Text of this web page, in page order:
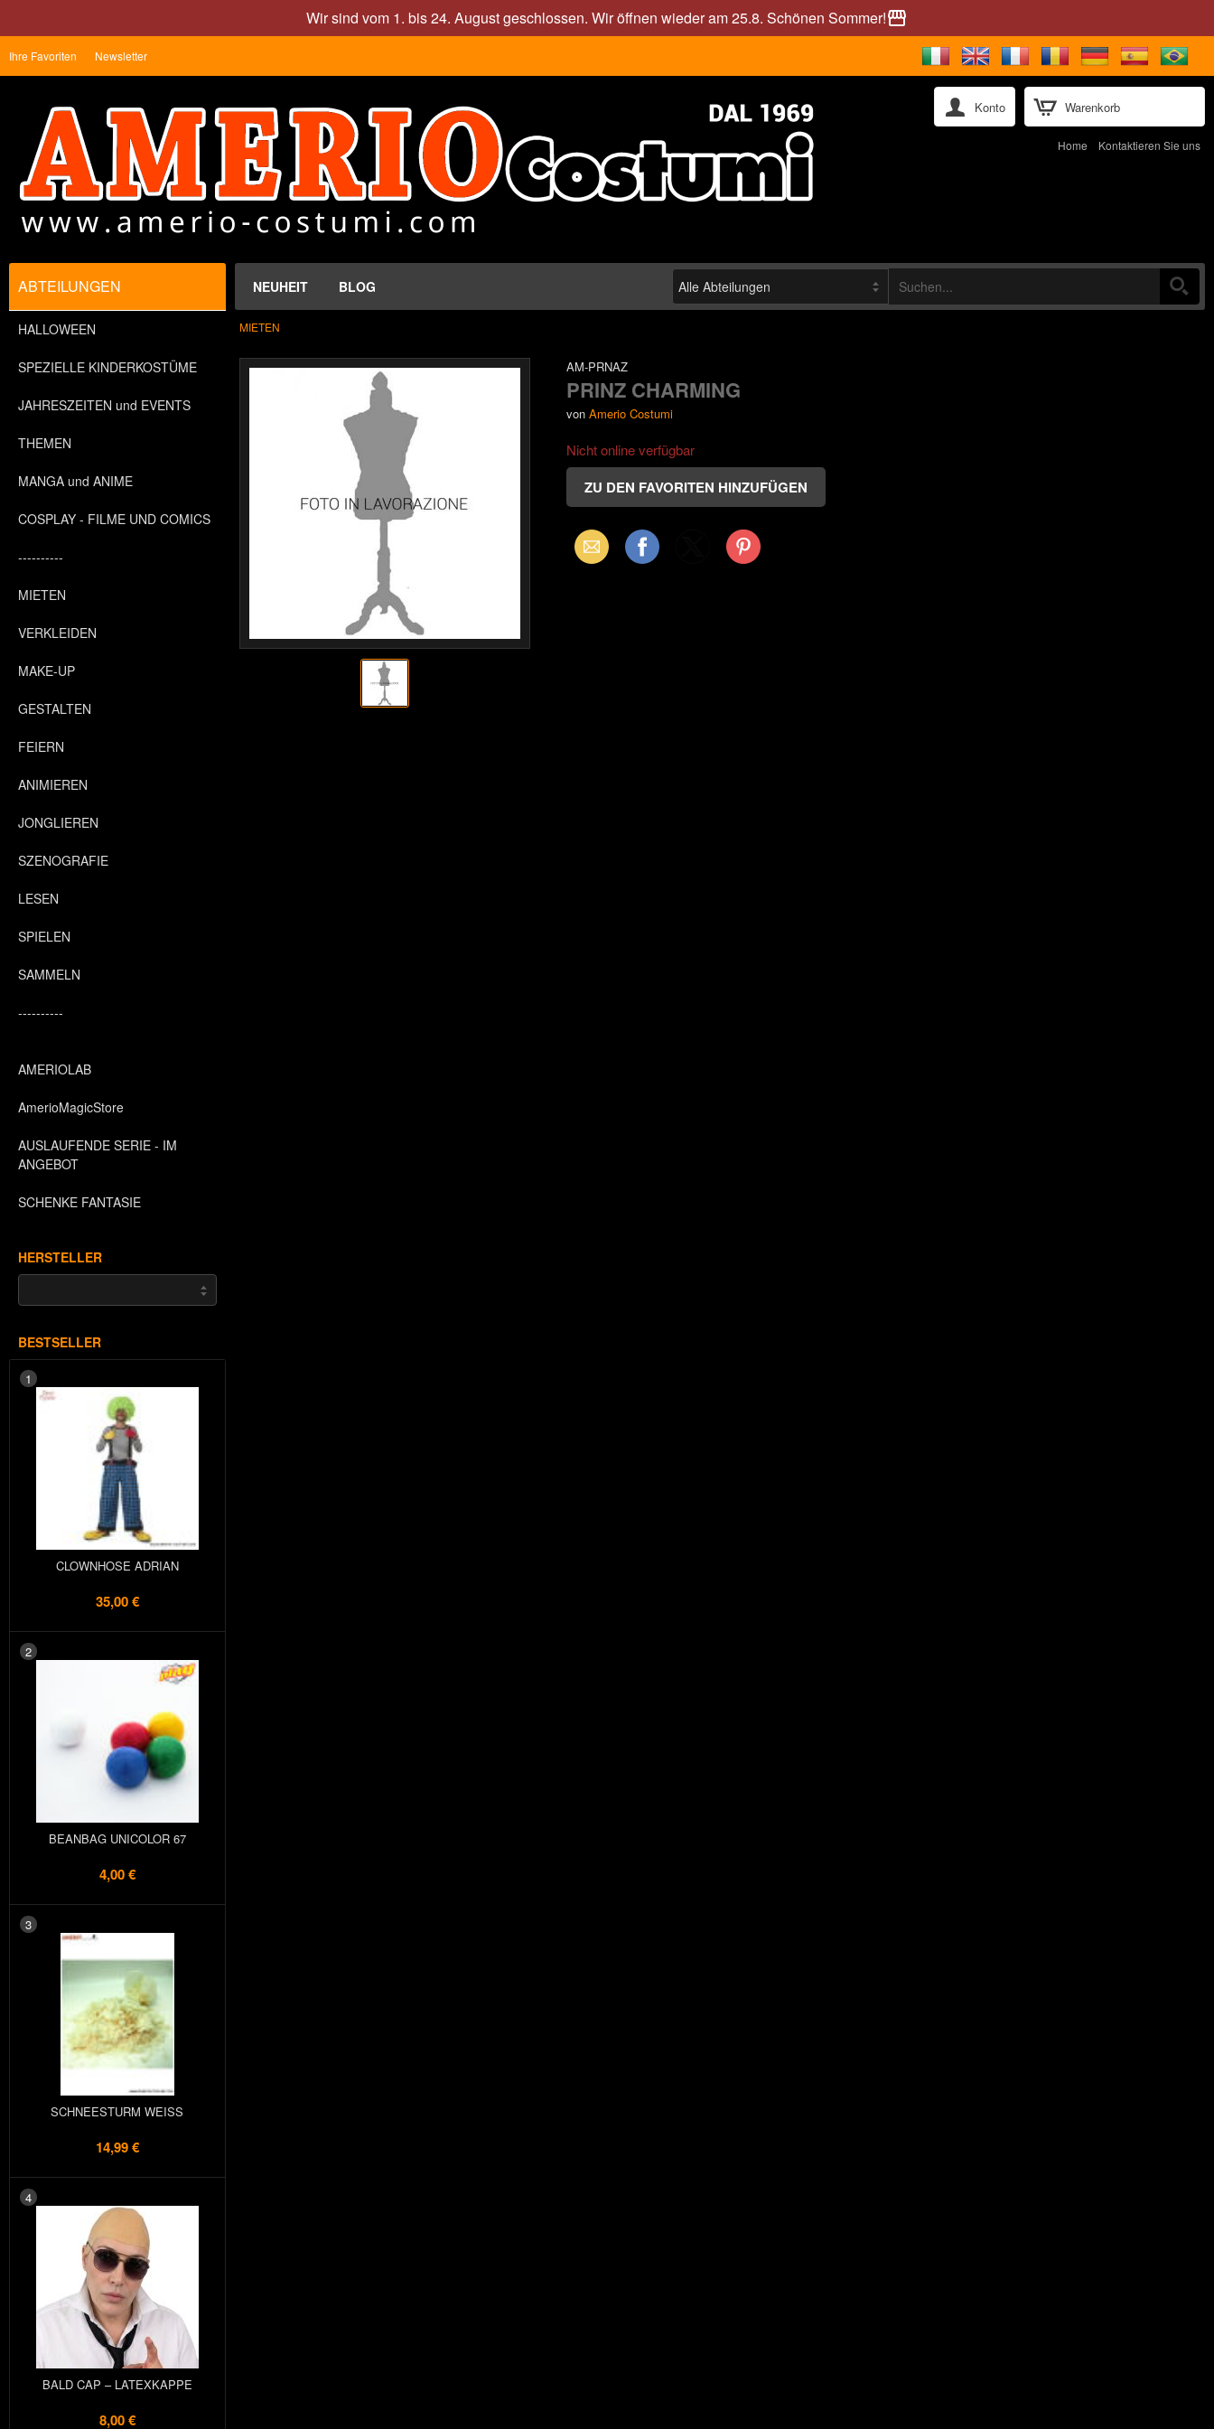
Wir sind vom 1. bis 24. August geschlossen. Wir öffnen wieder am 25.8. Schönen Sommer!storefront
Warenkorb
Ihre Favoriten Newsletter
Konto
Home Kontaktieren Sie uns
NEUHEIT BLOG
ABTEILUNGEN
HALLOWEEN
SPEZIELLE KINDERKOSTÜME
JAHRESZEITEN und EVENTS
THEMEN
MANGA und ANIME
COSPLAY - FILME UND COMICS
----------
MIETEN
VERKLEIDEN
MAKE-UP
GESTALTEN
FEIERN
ANIMIEREN
JONGLIEREN
SZENOGRAFIE
LESEN
SPIELEN
SAMMELN
----------
AMERIOLAB
AmerioMagicStore
AUSLAUFENDE SERIE - IM
ANGEBOT
SCHENKE FANTASIE
HERSTELLER
BESTSELLER
1
CLOWNHOSE ADRIAN
35,00 €
2
BEANBAG UNICOLOR 67
4,00 €
3
SCHNEESTURM WEISS
14,99 €
4
BALD CAP – LATEXKAPPE
8,00 €
MIETEN
AM-PRNAZ
PRINZ CHARMING
von Amerio Costumi
Nicht online verfügbar
Email Facebook Pinterest